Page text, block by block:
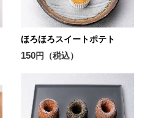
ほろほろスイートポテト
150円（税込）